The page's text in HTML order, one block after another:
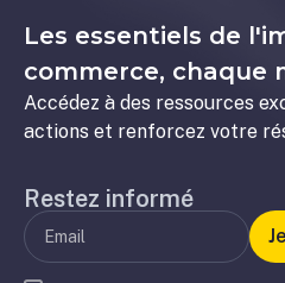
Les essentiels de
commerce, chaque
Accédez à des ressources
actions et renforcez votre
Restez informé